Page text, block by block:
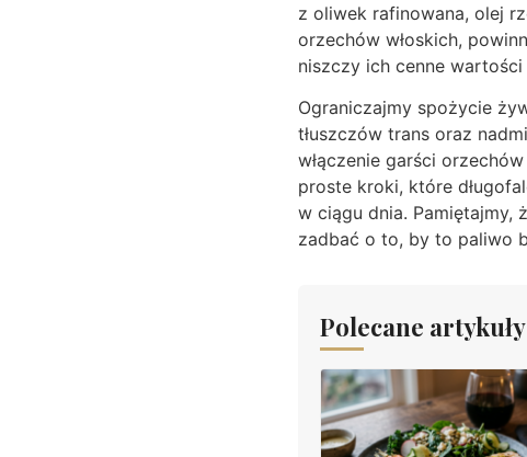
z oliwek rafinowana, olej
orzechów włoskich,
niszczy ich cenne
Ograniczajmy spożycie
tłuszczów trans oraz
włączenie garści
proste kroki, które
w ciągu dnia. Pamiętajmy,
zadbać o to, by to paliwo
Polecane artykuły